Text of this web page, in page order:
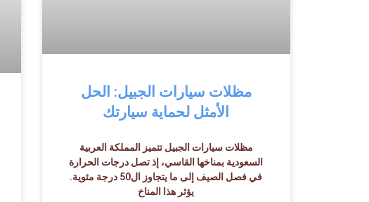
مظلات سيارات الجبيل: الحل
الأمثل لحماية سيارتك
مظلات سيارات الجبيل تتميز المملكة العربية
السعودية بمناخها القاسي، إذ تصل درجات الحرارة
في فصل الصيف إلى ما يتجاوز ال50 درجة مئوية.
يؤثر هذا المناخ